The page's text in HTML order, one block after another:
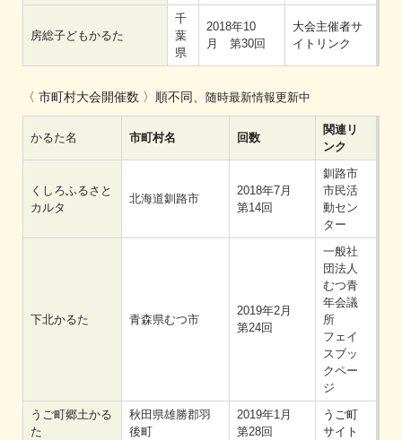
房総子どもかるた
千
葉
県
2018年10
月 第30回
大会主催者サ
イトリンク
〈 市町村大会開催数 〉順不同、 随時最新情報更新中
かるた名 市町村名 回数
関連リ
ンク
くしろふるさと
カルタ
北海道釧路市
2018年7月
第14回
釧路市
市民活
動セン
ター
下北かるた 青森県むつ市
2019年2月
第24回
一般社
団法人
むつ青
年会議
所
フェイ
スブッ
クペー
ジ
うご町郷土かる
た
秋田県雄勝郡羽
後町
2019年1月
第28回
うご町
サイト